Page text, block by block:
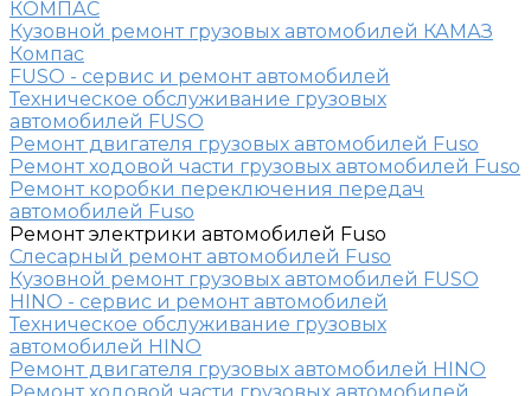
КОМПАС
Кузовной ремонт грузовых автомобилей КАМАЗ
Компас
FUSO - сервис и ремонт автомобилей
Техническое обслуживание грузовых
автомобилей FUSO
Ремонт двигателя грузовых автомобилей Fuso
Ремонт ходовой части грузовых автомобилей Fuso
Ремонт коробки переключения передач
автомобилей Fuso
Ремонт электрики автомобилей Fuso
Слесарный ремонт автомобилей Fuso
Кузовной ремонт грузовых автомобилей FUSO
HINO - сервис и ремонт автомобилей
Техническое обслуживание грузовых
автомобилей HINO
Ремонт двигателя грузовых автомобилей HINO